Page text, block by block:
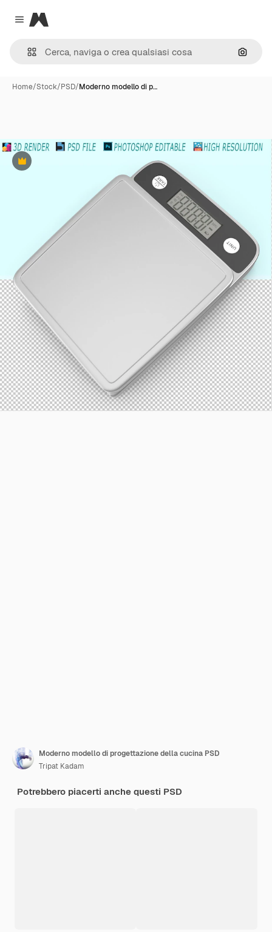
Close menu
Magnific
Cerca
Home/Stock/PSD/Moderno modello di p…
Premium
Moderno modello di progettazione della cucina PSD
Tripat Kadam
Potrebbero piacerti anche questi PSD